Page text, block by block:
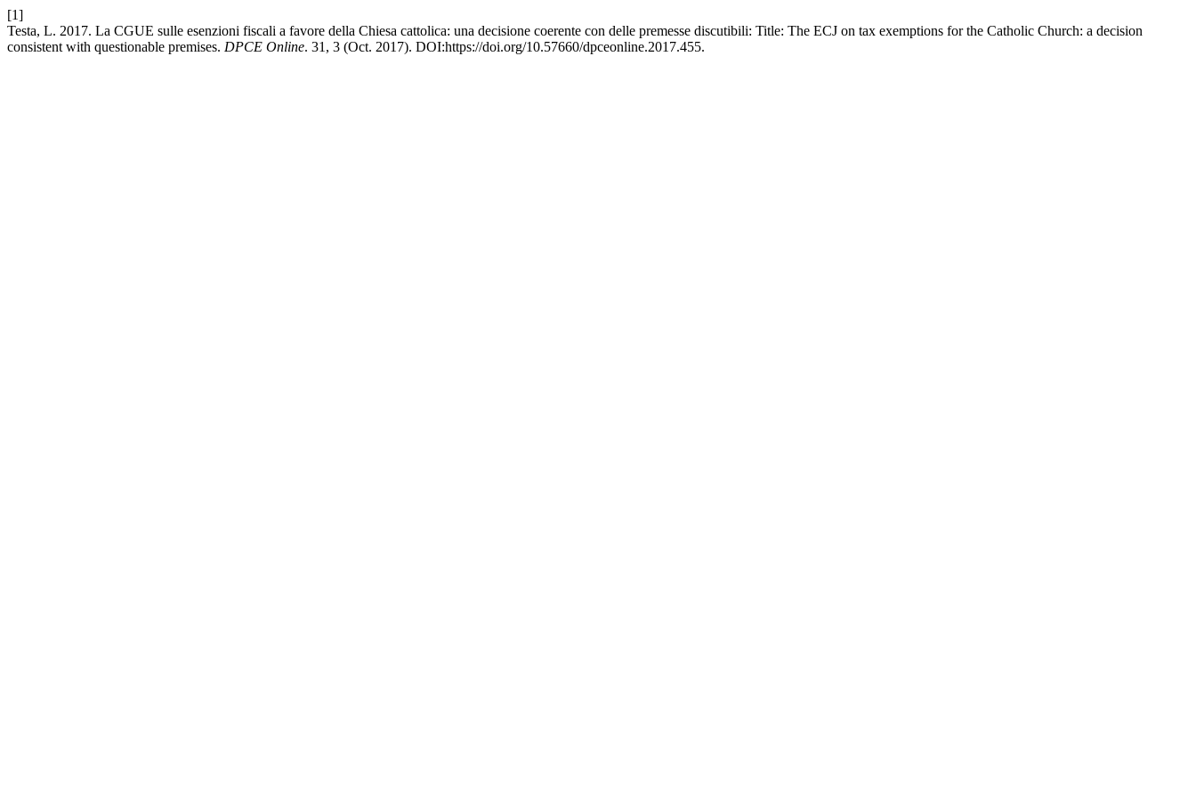
[1]
Testa, L. 2017. La CGUE sulle esenzioni fiscali a favore della Chiesa cattolica: una decisione coerente con delle premesse discutibili: Title: The ECJ on tax exemptions for the Catholic Church: a decision
consistent with questionable premises. DPCE Online. 31, 3 (Oct. 2017). DOI:https://doi.org/10.57660/dpceonline.2017.455.